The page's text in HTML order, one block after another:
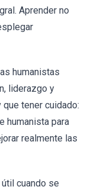
Aprender no
humanistas
liderazgo y
tener cuidado:
humanista para
realmente las
cuando se